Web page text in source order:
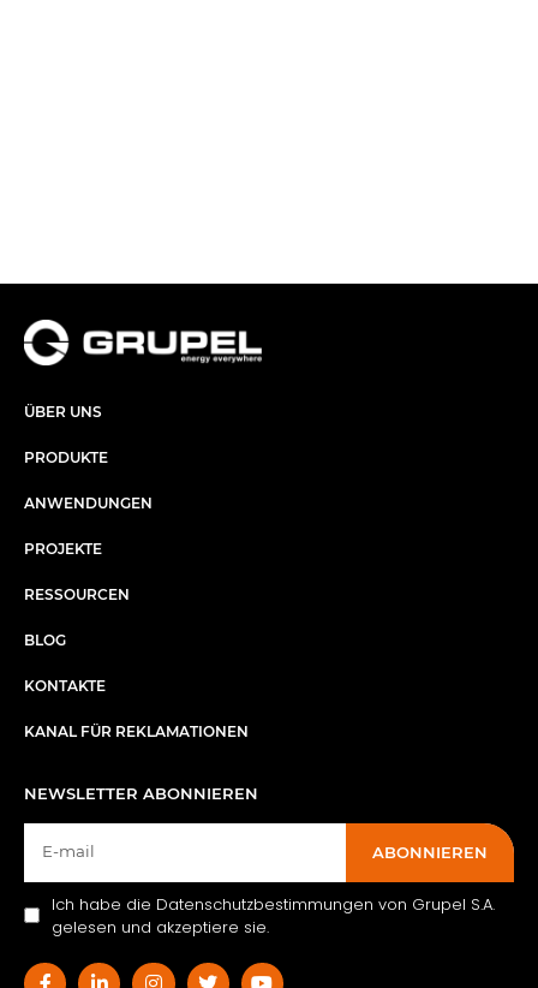
ÜBER UNS​
PRODUKTE
ANWENDUNGEN
PROJEKTE
RESSOURCEN
BLOG
KONTAKTE
KANAL FÜR REKLAMATIONEN
NEWSLETTER ABONNIEREN
ABONNIEREN
Ich habe die Datenschutzbestimmungen von Grupel S.A.
gelesen und akzeptiere sie.